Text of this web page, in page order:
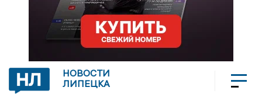
НОВОСТИ
ЛИПЕЦКА